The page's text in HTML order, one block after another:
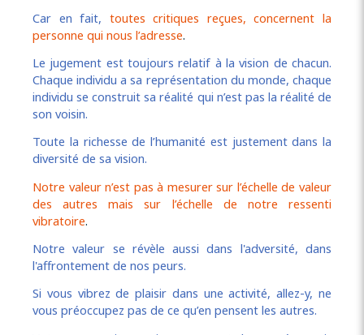
Car en fait, toutes critiques reçues, concernent la
personne qui nous l’adresse.
Le jugement est toujours relatif à la vision de chacun.
Chaque individu a sa représentation du monde, chaque
individu se construit sa réalité qui n’est pas la réalité de
son voisin.
Toute la richesse de l’humanité est justement dans la
diversité de sa vision.
Notre valeur n’est pas à mesurer sur l’échelle de valeur
des autres mais sur l’échelle de notre ressenti
vibratoire.
Notre valeur se révèle aussi dans l'adversité, dans
l'affrontement de nos peurs.
Si vous vibrez de plaisir dans une activité, allez-y, ne
vous préoccupez pas de ce qu’en pensent les autres.